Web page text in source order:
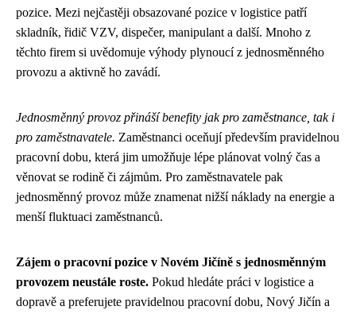
pozice. Mezi nejčastěji obsazované pozice v logistice patří
skladník, řidič VZV, dispečer, manipulant a další. Mnoho z
těchto firem si uvědomuje výhody plynoucí z jednosměnného
provozu a aktivně ho zavádí.
Jednosměnný provoz přináší benefity jak pro zaměstnance, tak i
pro zaměstnavatele. Zaměstnanci oceňují především pravidelnou
pracovní dobu, která jim umožňuje lépe plánovat volný čas a
věnovat se rodině či zájmům. Pro zaměstnavatele pak
jednosměnný provoz může znamenat nižší náklady na energie a
menší fluktuaci zaměstnanců.
Zájem o pracovní pozice v Novém Jičíně s jednosměnným
provozem neustále roste. Pokud hledáte práci v logistice a
dopravě a preferujete pravidelnou pracovní dobu, Nový Jičín a